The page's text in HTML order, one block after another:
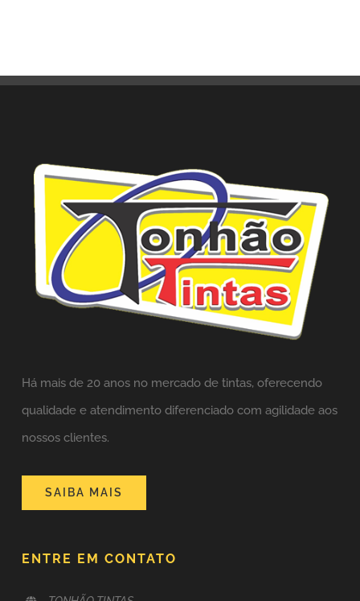
Há mais de 20 anos no mercado de tintas, oferecendo
qualidade e atendimento diferenciado com agilidade aos
nossos clientes.
SAIBA MAIS
ENTRE EM CONTATO